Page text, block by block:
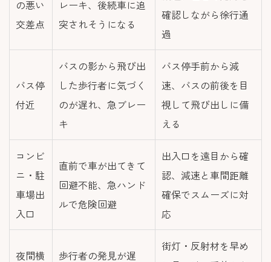
の悪い
交差点
レーキ、後続車に追
突されそうになる
確認しながら徐行通
過
バス停
付近
バスの影から飛び出
した歩行者に気づく
のが遅れ、急ブレー
キ
バス停手前から減
速、バスの前後を目
視して飛び出しに備
える
コンビ
ニ・駐
車場出
入口
直前で車が出てきて
回避不能、急ハンド
ルで危険回避
出入口を遠目から確
認、減速と車間距離
確保でスムーズに対
応
夜間横
歩行者の発見が遅
街灯・反射材を早め